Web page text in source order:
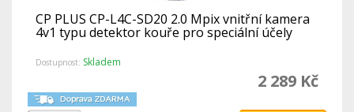
CP PLUS CP-L4C-SD20 2.0 Mpix vnitřní kamera
4v1 typu detektor kouře pro speciální účely
Dostupnost: Skladem
2 289 Kč